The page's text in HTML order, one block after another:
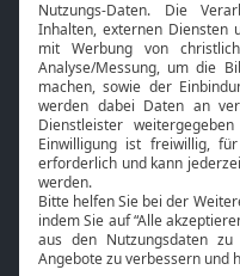
Bibel TV
Über uns
Jobs